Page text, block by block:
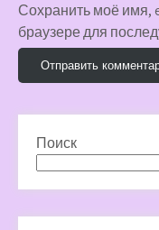
Сохранить моё имя,
браузере для
Поиск